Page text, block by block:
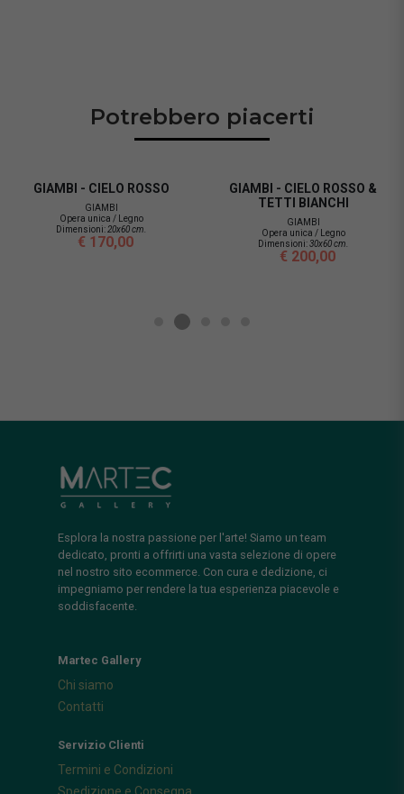
Potrebbero piacerti
GIAMBI - CIELO ROSSO
GIAMBI
Opera unica / Legno
Dimensioni: 20x60 cm.
€ 170,00
GIAMBI - CIELO ROSSO &
TETTI BIANCHI
GIAMBI
Opera unica / Legno
Dimensioni:30x60 cm.
€ 200,00
Esplora la nostra passione per l'arte! Siamo un team
dedicato, pronti a offrirti una vasta selezione di opere
nel nostro sito ecommerce. Con cura e dedizione, ci
impegniamo per rendere la tua esperienza piacevole e
soddisfacente.
Martec Gallery
Chi siamo
Contatti
Servizio Clienti
Termini e Condizioni